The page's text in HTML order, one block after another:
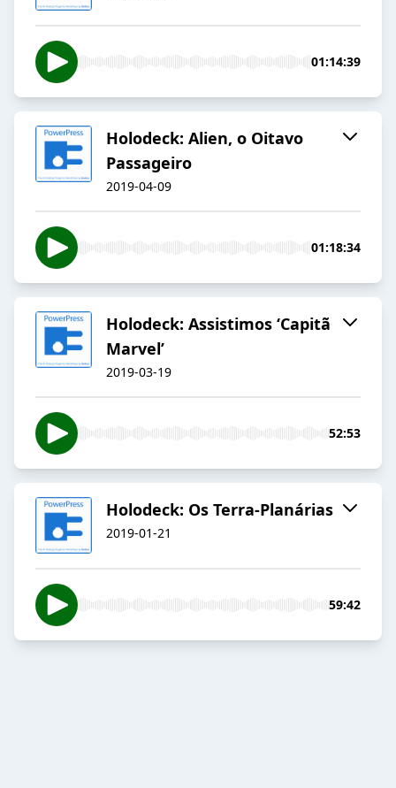
01:14:39
Holodeck: Alien, o Oitavo
Passageiro
2019-04-09
01:18:34
Holodeck: Assistimos ‘Capitã
Marvel’
2019-03-19
52:53
Holodeck: Os Terra-Planárias
2019-01-21
59:42